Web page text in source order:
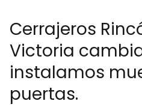
Cerrajeros
Victoria
instalamos
puertas.